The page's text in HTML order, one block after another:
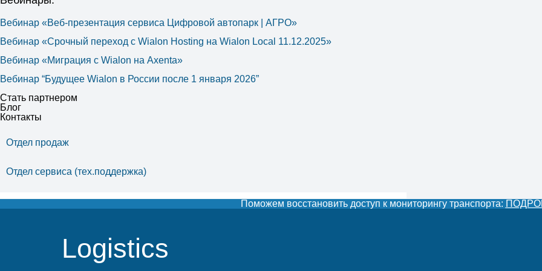
Вебинар «Веб-презентация сервиса Цифровой автопарк | АГРО»
Вебинар «Срочный переход с Wialon Hosting на Wialon Local 11.12.2025»
Вебинар «Миграция с Wialon на Axenta»
Вебинар “Будущее Wialon в России после 1 января 2026”
Стать партнером
Блог
Контакты
Отдел продаж
Отдел сервиса (тех.поддержка)
Поможем восстановить доступ к мониторингу транспорта:
Logistics